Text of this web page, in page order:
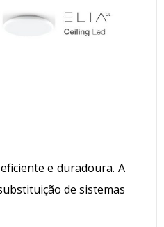
e duradoura. A
de sistemas